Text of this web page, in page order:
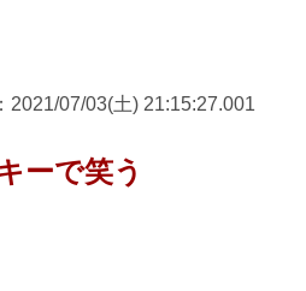
：2021/07/03(土) 21:15:27.001
ーで笑う